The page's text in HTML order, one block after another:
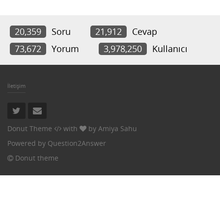
20,359 Soru 21,912
Cevap
73,672
Yorum 3,978,250 Kullanıcı
İletişim
Donut Theme with by Amiya Sahu
Powered by Question2Answer
Donut theme